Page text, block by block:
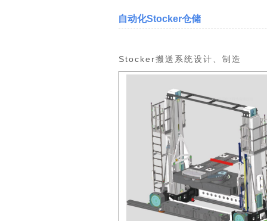
自动化Stocker仓储
Stocker搬送系统设计、制造